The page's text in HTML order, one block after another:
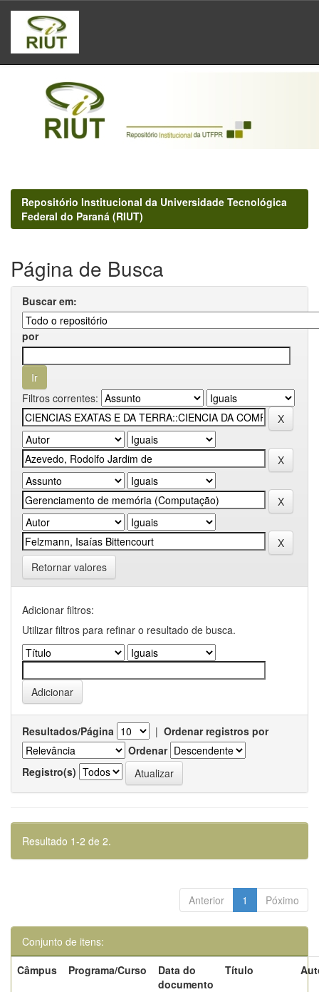
Skip
navigation
Repositório Institucional da Universidade Tecnológica
Federal do Paraná (RIUT)
Página de Busca
Buscar em:
por
Filtros correntes:
Retornar valores
Adicionar filtros:
Utilizar filtros para refinar o resultado de busca.
Resultados/Página | Ordenar registros por
Ordenar
Registro(s)
Resultado 1-2 de 2.
Anterior 1 Póximo
Conjunto de itens:
Câmpus
Programa/Curso
Data do
documento
Título